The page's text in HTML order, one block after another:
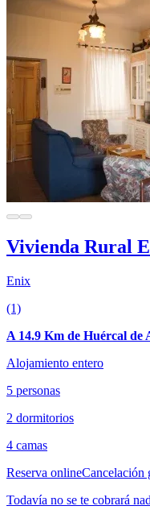
Vivienda Rural
Enix
(1)
A 14.9 Km de Huércal de
Alojamiento entero
5 personas
2 dormitorios
4 camas
Reserva onlineCancelación
Todavía no se te cobrará